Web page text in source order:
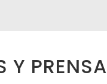
Y PRENSA